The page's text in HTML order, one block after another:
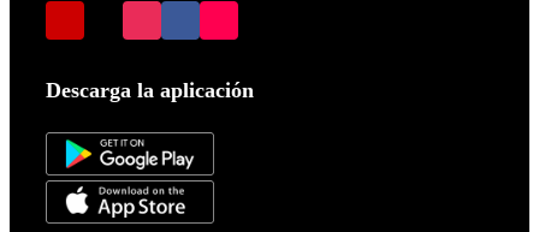
Descarga la aplicación